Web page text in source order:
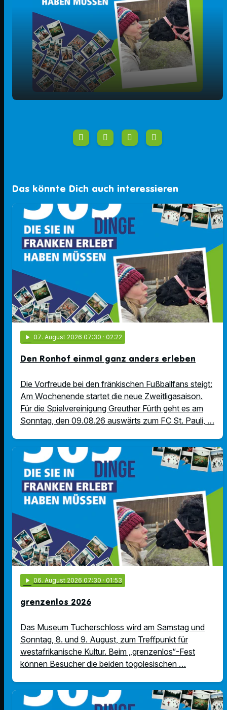
Das könnte Dich auch interessieren
play_arrow 07. August 2026 07:30 · 02:22
Den Ronhof einmal ganz anders erleben
Die Vorfreude bei den fränkischen Fußballfans steigt:
Am Wochenende startet die neue Zweitligasaison.
Für die Spielvereinigung Greuther Fürth geht es am
Sonntag, den 09.08.26 auswärts zum FC St. Pauli, …
play_arrow 06. August 2026 07:30 · 01:53
grenzenlos 2026
Das Museum Tucherschloss wird am Samstag und
Sonntag, 8. und 9. August, zum Treffpunkt für
westafrikanische Kultur. Beim „grenzenlos“-Fest
können Besucher die beiden togolesischen …